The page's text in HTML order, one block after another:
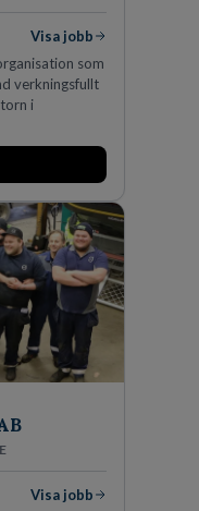
Visa jobb
som
verkningsfullt
i
Visa jobb